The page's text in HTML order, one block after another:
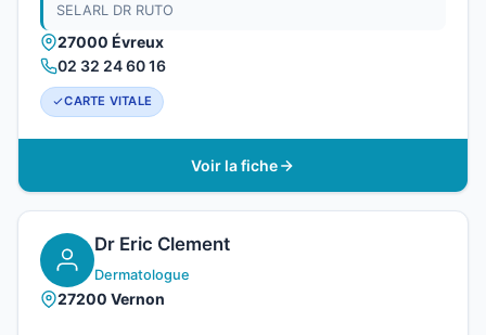
SELARL DR RUTO
27000 Évreux
02 32 24 60 16
CARTE VITALE
Voir la fiche
Dr Eric Clement
Dermatologue
27200 Vernon